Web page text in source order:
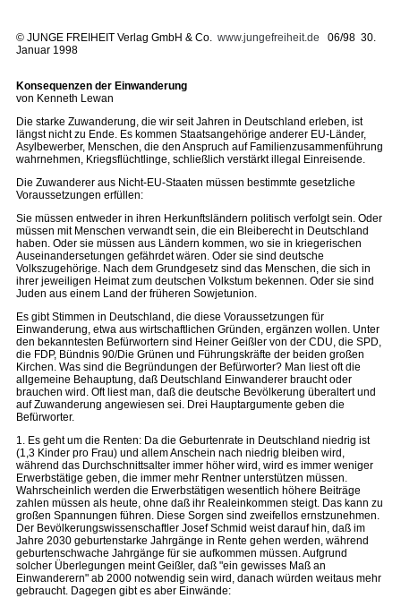
© JUNGE FREIHEIT Verlag GmbH & Co. www.jungefreiheit.de 06/98 30.
Januar 1998
Konsequenzen der Einwanderung
von Kenneth Lewan
Die starke Zuwanderung, die wir seit Jahren in Deutschland erleben, ist
längst nicht zu Ende. Es kommen Staatsangehörige anderer EU-Länder,
Asylbewerber, Menschen, die den Anspruch auf Familienzusammenführung
wahrnehmen, Kriegsflüchtlinge, schließlich verstärkt illegal Einreisende.
Die Zuwanderer aus Nicht-EU-Staaten müssen bestimmte gesetzliche
Voraussetzungen erfüllen:
Sie müssen entweder in ihren Herkunftsländern politisch verfolgt sein. Oder
müssen mit Menschen verwandt sein, die ein Bleiberecht in Deutschland
haben. Oder sie müssen aus Ländern kommen, wo sie in kriegerischen
Auseinandersetungen gefährdet wären. Oder sie sind deutsche
Volkszugehörige. Nach dem Grundgesetz sind das Menschen, die sich in
ihrer jeweiligen Heimat zum deutschen Volkstum bekennen. Oder sie sind
Juden aus einem Land der früheren Sowjetunion.
Es gibt Stimmen in Deutschland, die diese Voraussetzungen für
Einwanderung, etwa aus wirtschaftlichen Gründen, ergänzen wollen. Unter
den bekanntesten Befürwortern sind Heiner Geißler von der CDU, die SPD,
die FDP, Bündnis 90/Die Grünen und Führungskräfte der beiden großen
Kirchen. Was sind die Begründungen der Befürworter? Man liest oft die
allgemeine Behauptung, daß Deutschland Einwanderer braucht oder
brauchen wird. Oft liest man, daß die deutsche Bevölkerung überaltert und
auf Zuwanderung angewiesen sei. Drei Hauptargumente geben die
Befürworter.
1. Es geht um die Renten: Da die Geburtenrate in Deutschland niedrig ist
(1,3 Kinder pro Frau) und allem Anschein nach niedrig bleiben wird,
während das Durchschnittsalter immer höher wird, wird es immer weniger
Erwerbstätige geben, die immer mehr Rentner unterstützen müssen.
Wahrscheinlich werden die Erwerbstätigen wesentlich höhere Beiträge
zahlen müssen als heute, ohne daß ihr Realeinkommen steigt. Das kann zu
großen Spannungen führen. Diese Sorgen sind zweifellos ernstzunehmen.
Der Bevölkerungswissenschaftler Josef Schmid weist darauf hin, daß im
Jahre 2030 geburtenstarke Jahrgänge in Rente gehen werden, während
geburtenschwache Jahrgänge für sie aufkommen müssen. Aufgrund
solcher Überlegungen meint Geißler, daß "ein gewisses Maß an
Einwanderern" ab 2000 notwendig sein wird, danach würden weitaus mehr
gebraucht. Dagegen gibt es aber Einwände: